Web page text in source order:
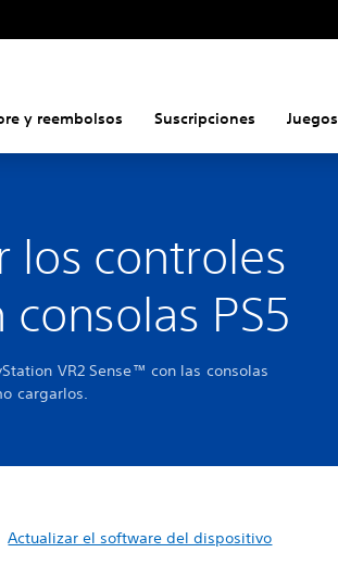
y reembolsos Suscripciones Juegos
los controles
consolas PS5
VR2 Sense™ con las consolas
cargarlos.
Actualizar el software del dispositivo